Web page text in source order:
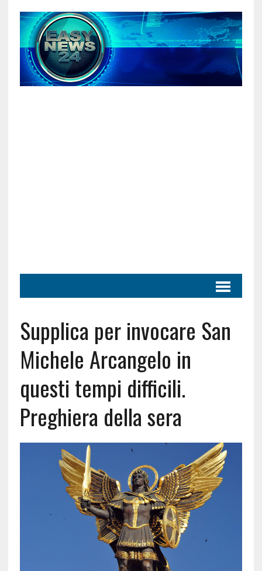
Supplica per invocare San
Michele Arcangelo in
questi tempi difficili.
Preghiera della sera